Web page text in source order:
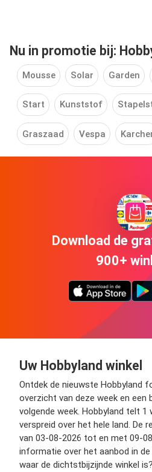
Nu in promotie bij:
Mousse Solar Garden
Start Kunststof
Graszaad Vespa
Download de
900+
Uw Hobbyland winkel
Ontdek de nieuwste Hobbyland
overzicht van deze week en een
volgende week. Hobbyland telt 1
verspreid over het hele land. De
van 03-08-2026 tot en met 09-
informatie over het aanbod in de
waar de dichtstbijzijnde winkel